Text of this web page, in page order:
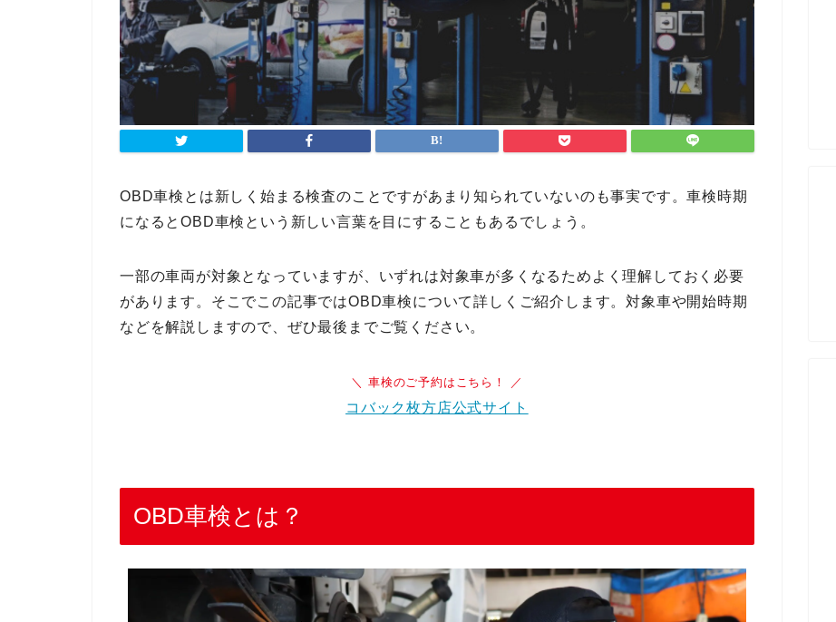
OBD車検とは新しく始まる検査のことですがあまり知られていないのも事実です。車検時期
になるとOBD車検という新しい言葉を目にすることもあるでしょう。
一部の車両が対象となっていますが、いずれは対象車が多くなるためよく理解しておく必要
があります。そこでこの記事ではOBD車検について詳しくご紹介します。対象車や開始時期
などを解説しますので、ぜひ最後までご覧ください。
＼ 車検のご予約はこちら！ ／
コバック枚方店公式サイト
OBD車検とは？